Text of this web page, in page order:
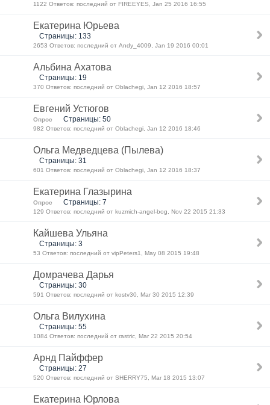
1122 Ответов: последний от FIREEYES, Jan 25 2016 16:55
Екатерина Юрьева
Страницы: 133
2653 Ответов: последний от Andy_4009, Jan 19 2016 00:01
Альбина Ахатова
Страницы: 19
370 Ответов: последний от Oblachegi, Jan 12 2016 18:57
Евгений Устюгов
Опрос Страницы: 50
982 Ответов: последний от Oblachegi, Jan 12 2016 18:46
Ольга Медведцева (Пылева)
Страницы: 31
601 Ответов: последний от Oblachegi, Jan 12 2016 18:37
Екатерина Глазырина
Опрос Страницы: 7
129 Ответов: последний от kuzmich-angel-bog, Nov 22 2015 21:33
Кайшева Ульяна
Страницы: 3
53 Ответов: последний от vipPeters1, May 08 2015 19:48
Домрачева Дарья
Страницы: 30
591 Ответов: последний от kostv30, Mar 30 2015 12:39
Ольга Вилухина
Страницы: 55
1084 Ответов: последний от rastric, Mar 22 2015 20:54
Арнд Пайффер
Страницы: 27
520 Ответов: последний от SHERRY75, Mar 18 2015 13:07
Екатерина Юрлова